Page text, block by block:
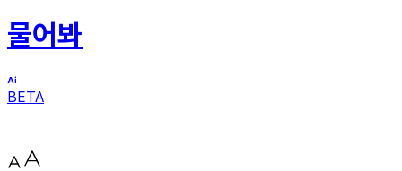
물어봐
BETA